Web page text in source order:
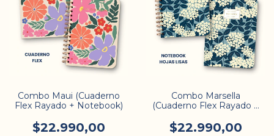
Combo Maui (Cuaderno
Flex Rayado + Notebook)
$22.990,00
Combo Marsella
(Cuaderno Flex Rayado +
$22.990,00